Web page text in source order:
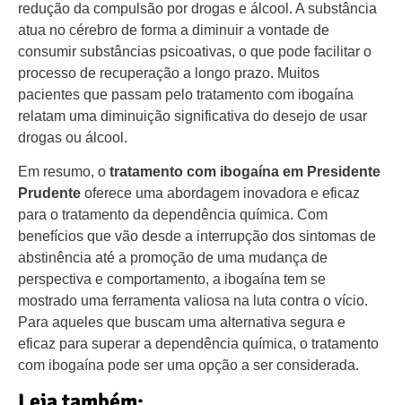
redução da compulsão por drogas e álcool. A substância
atua no cérebro de forma a diminuir a vontade de
consumir substâncias psicoativas, o que pode facilitar o
processo de recuperação a longo prazo. Muitos
pacientes que passam pelo tratamento com ibogaína
relatam uma diminuição significativa do desejo de usar
drogas ou álcool.
Em resumo, o tratamento com ibogaína em Presidente
Prudente oferece uma abordagem inovadora e eficaz
para o tratamento da dependência química. Com
benefícios que vão desde a interrupção dos sintomas de
abstinência até a promoção de uma mudança de
perspectiva e comportamento, a ibogaína tem se
mostrado uma ferramenta valiosa na luta contra o vício.
Para aqueles que buscam uma alternativa segura e
eficaz para superar a dependência química, o tratamento
com ibogaína pode ser uma opção a ser considerada.